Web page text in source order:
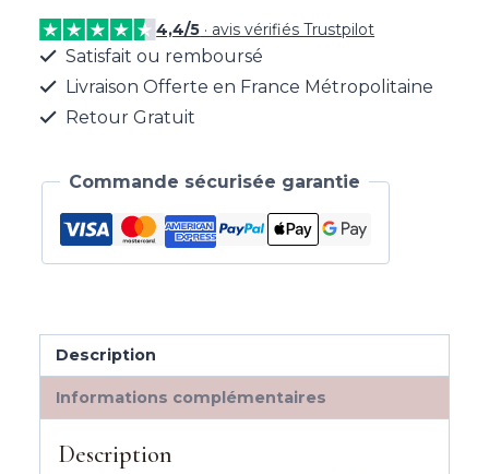
4,4/5 · avis vérifiés Trustpilot
Satisfait ou remboursé
Livraison Offerte en France Métropolitaine
Retour Gratuit
Commande sécurisée garantie
Description
Informations complémentaires
Description